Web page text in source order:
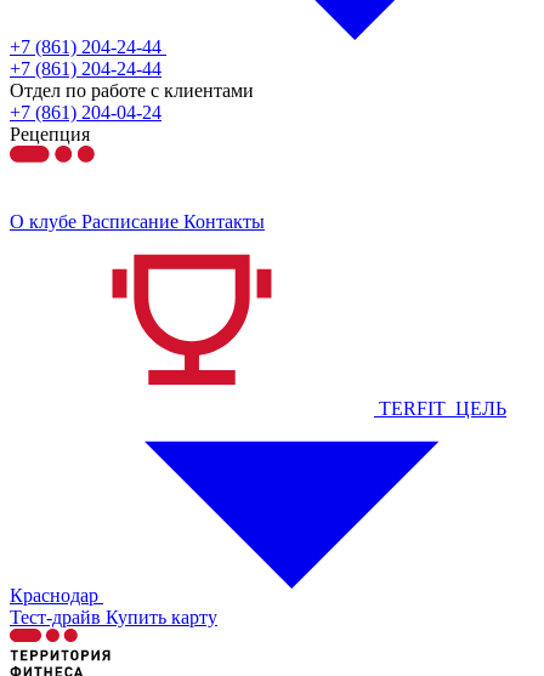
+7 (861) 204-24-44
+7 (861) 204-24-44
Отдел по работе с клиентами
+7 (861) 204-04-24
Рецепция
О клубе Расписание Контакты
TERFIT_ЦЕЛЬ
Краснодар
Тест-драйв Купить карту